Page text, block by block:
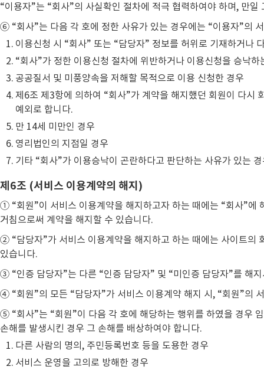
“이용자”는 “회사”의 사실확인 절차에 적극 협력하여야 하며, 만
⑥ “회사”는 다음 각 호에 정한 사유가 있는 경우에는 “이용자”의
이용신청 시 “회사” 또는 “담당자” 정보를 허위로 기재하거나
“회사”가 정한 이용신청 절차에 위반하거나 이용신청을 승낙
공공질서 및 미풍양속을 저해할 목적으로 이용 신청한 경우
제6조 제3항에 의하여 “회사”가 계약을 해지했던 회원이 다시
예외로 합니다.
만 14세 미만인 경우
영리법인의 지점일 경우
기타 “회사”가 이용승낙이 곤란하다고 판단하는 사유가 있는
제6조 (서비스 이용계약의 해지)
① “회원”이 서비스 이용계약을 해지하고자 하는 때에는 “회사”에
거침으로써 계약을 해지할 수 있습니다.
② “담당자”가 서비스 이용계약을 해지하고 하는 때에는 사이트의
있습니다.
③ “인증 담당자”는 다른 “인증 담당자” 및 “미인증 담당자”를 해
④ “회원”의 모든 “담당자”가 서비스 이용계약 해지 시, “회원”의
⑤ “회사”는 “회원”이 다음 각 호에 해당하는 행위를 하였을 경우
손해를 발생시킨 경우 그 손해를 배상하여야 합니다.
다른 사람의 명의, 주민등록번호 등을 도용한 경우
서비스 운영을 고의로 방해한 경우